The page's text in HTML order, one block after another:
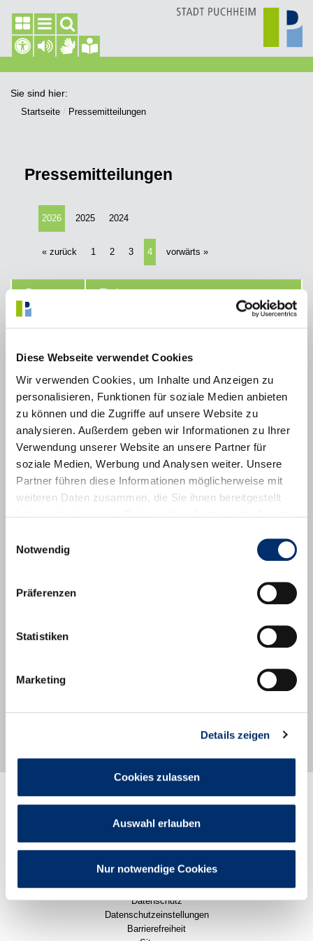
Diese Webseite verwendet Cookies
Wir verwenden Cookies, um Inhalte und Anzeigen zu
personalisieren, Funktionen für soziale Medien anbieten
zu können und die Zugriffe auf unsere Website zu
analysieren. Außerdem geben wir Informationen zu Ihrer
Verwendung unserer Website an unsere Partner für
soziale Medien, Werbung und Analysen weiter. Unsere
Partner führen diese Informationen möglicherweise mit
weiteren Daten zusammen, die Sie ihnen bereitgestellt
Notwendig
Präferenzen
Statistiken
Marketing
Details zeigen
Cookies zulassen
Auswahl erlauben
Nur notwendige Cookies
Sie sind hier:
Startseite Pressemitteilungen
Pressemitteilungen
2026 2025 2024
« zurück 1 2 3 4 vorwärts »
Datum Titel
26.01.2026
Feierlicher Bürgerempfang im Puchheimer
Kulturcentrum PUC – Ehrungen für
Alle zwei Jahre werden im Rahmen dieser
Veranstaltung Bürgerinnen und Bürger geehrt,
die sich um das Wohl der Stadt besonders
verdient gemacht haben....
mehr
20.01.2026
Eröffnung des Zwischennutzungsprojekts
„LoSt in Books“ – Ein neuer Treffpunkt
zum Schmökern, Tauschen, Ausruhen und
Ratschen
Das Projekt wird überwiegend aus Mitteln der
Presse- und Öffentlichkeitsarbeit
Rathaus
Politik
Karriere
Pressemitteilungen
Impressum
Datenschutz
Datenschutzeinstellungen
Barrierefreiheit